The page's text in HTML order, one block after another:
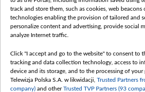
Белсат news
Белсат Life
Belsat English
Biełsat PL
Белсат Now
track and store them, such as cookies, web beacons
technologies enabling the provision of tailored and
personalize content and advertising, provide social
analyze Internet traffic.
Click "I accept and go to the website" to consent to
tracking and data collection technology, access to
device and its storage, and to the processing of your
Telewizja Polska S.A. w likwidacji, Trusted Partners
company) and otherTrusted TVP Partners (93